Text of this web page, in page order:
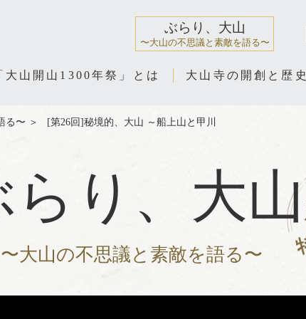
ぶらり、大山
〜大山の不思議と素敵を語る〜
大山開山1300年祭」とは 大山寺の開創と歴史
る〜 ＞
[第26回]秘境的、大山 ～船上山と甲川
らり、大山
〜大山の不思議と素敵を語る〜